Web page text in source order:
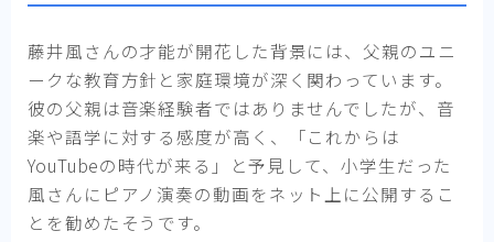
藤井風さんの才能が開花した背景には、父親のユニ
ークな教育方針と家庭環境が深く関わっています。
彼の父親は音楽経験者ではありませんでしたが、音
楽や語学に対する感度が高く、「これからは
YouTubeの時代が来る」と予見して、小学生だった
風さんにピアノ演奏の動画をネット上に公開するこ
とを勧めたそうです。